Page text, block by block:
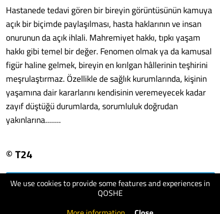
We use cookies to provide some features and experiences in
QOSHE
Hastanede tedavi gören bir bireyin görüntüsünün kamuya
açık bir biçimde paylaşılması, hasta haklarının ve insan
onurunun da açık ihlali. Mahremiyet hakkı, tıpkı yaşam
hakkı gibi temel bir değer. Fenomen olmak ya da kamusal
figür haline gelmek, bireyin en kırılgan hâllerinin teşhirini
meşrulaştırmaz. Özellikle de sağlık kurumlarında, kişinin
yaşamına dair kararlarını kendisinin veremeyecek kadar
zayıf düştüğü durumlarda, sorumluluk doğrudan
yakınlarına........
© T24
visit website